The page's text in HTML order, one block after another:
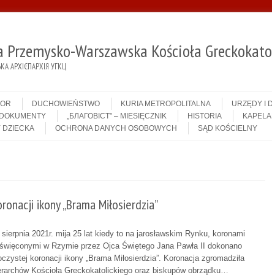
Warszawska Kościoła
АРХІЄПАРХІЯ УГКЦ
DUCHOWIEŃSTWO KURIA METROPOLITALNA URZĘDY I
DOKUMENTY „БЛАГОВІСТ” – MIESIĘCZNIK HISTORIA
DZIECKA OCHRONA DANYCH OSOBOWYCH SĄD KOŚCIELNY
ikony „Brama Miłosierdzia”
sierpnia 2021r. mija 25 lat kiedy to na jarosławskim Rynku, koronami
w Rzymie przez Ojca Świętego Jana Pawła II dokonano
koronacji ikony „Brama Miłosierdzia”. Koronacja zgromadziła
Kościoła Greckokatolickiego oraz biskupów obrządku…